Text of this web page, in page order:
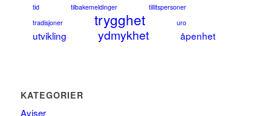
tid tilbakemeldinger
tillitspersoner
tradisjoner
trygghet uro
utvikling ydmykhet åpenhet
KATEGORIER
Aviser